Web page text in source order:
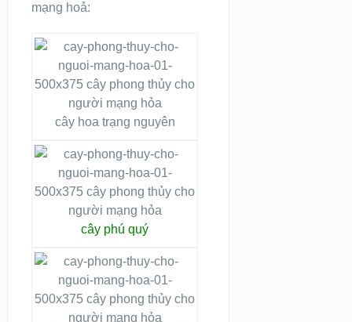
mạng hoả:
cây hoa trạng nguyên
cây phú quý